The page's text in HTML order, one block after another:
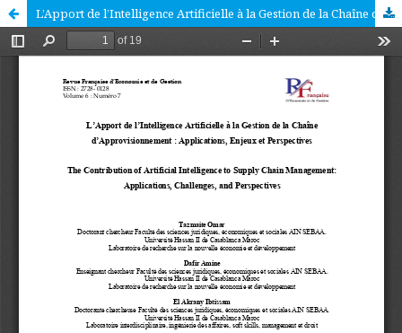
L’Apport de l’Intelligence Artificielle à la Gestion de la Chaîne d’Approvisionnement : Applications, Enjeux et Perspectives